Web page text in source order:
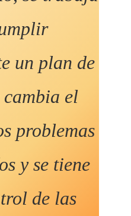
un plan de
el
problemas
y se tiene
de las